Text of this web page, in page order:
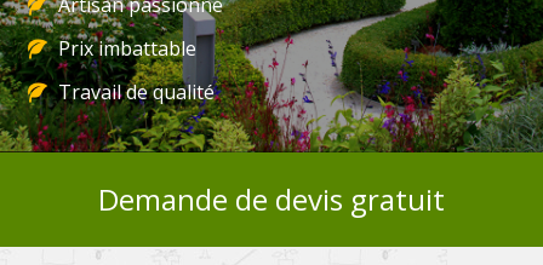
Prix imbattable
Travail de qualité
Demande de devis gratuit